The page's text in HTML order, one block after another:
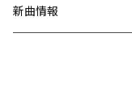
新曲情報